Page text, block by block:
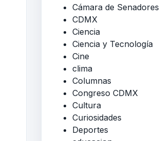
Cámara de Senadores
CDMX
Ciencia
Ciencia y Tecnología
Cine
clima
Columnas
Congreso CDMX
Cultura
Curiosidades
Deportes